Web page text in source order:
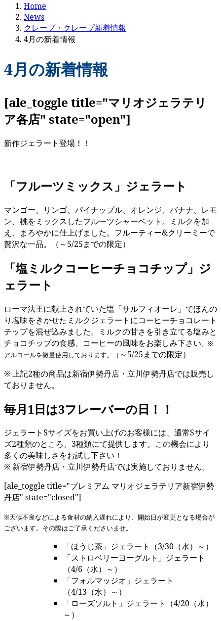
Home
News
クレープ・クレープ新着情報
4月の新着情報
4月の新着情報
[ale_toggle title="マリオジェラテリ
ア各店" state="open"]
新作ジェラート登場！！
「フルーツミックス」ジェラート
マンゴー、リンゴ、パイナップル、オレンジ、バナナ、レモ
ン、桃をミックスしたフルーツシャーベット。ミルクを加
え、まろやかに仕上げました。フルーティー&クリーミーで
贅沢な一品。（～5/25までの限定）
「塩ミルクコーヒーチョコチップ」ジ
ェラート
ローマ法王に献上されていた塩「サルフィオーレ」でほんの
り塩味をきかせたミルクジェラートにコーヒーチョコレート
チップを混ぜ込みました。ミルクの甘さを引き立てる塩みと
チョコチップの食感、コーヒーの風味をお楽しみ下さい。※
アルコールを微量使用しております。（ ～5/25までの限定）
※ 上記2種の商品は新宿伊勢丹店・立川伊勢丹店では販売し
ておりません。
毎月1日は3フレーバーの日！！
ジェラートSサイズをお買い上げのお客様には、通常Sサイ
ズ2種類のところ、3種類にて提供します。この機会により
多くの美味しさをお試し下さい！
※ 新宿伊勢丹店・立川伊勢丹店では実施しておりません。
[ale_toggle title="プレミアム マリオジェラテリア新宿伊勢
丹店" state="closed"]
※天候不良などによる食材の納入遅れにより、開始日が変更となる場合が
ございます。 その際はご了承くださいませ。
「ほうじ茶」ジェラート（3/30（水）～）
「ストロベリーヨーグルト」ジェラート
（4/6（水）～）
「フォルマッジオ」ジェラート
（4/13（水）～）
「ローズソルト」ジェラート（4/20（水）
～）